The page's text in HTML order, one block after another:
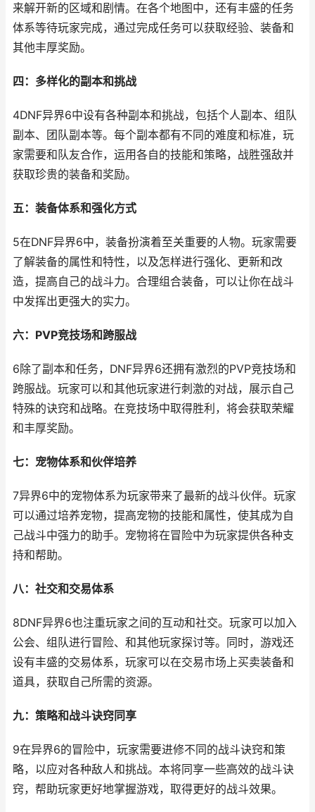
来解开新的区域和剧情。在各个地图中，还有丰盛的任务
体系等待玩家完成，通过完成任务可以获取经验、装备和
其他丰厚奖励。
四：多样化的副本和挑战
4DNF异界6中设有各种副本和挑战，包括个人副本、组队
副本、团队副本等。每个副本都有不同的难度和标准，玩
家需要和队友合作，运用各自的技能和策略，战胜强敌并
获取珍贵的装备和奖励。
五：装备体系和强化方式
5在DNF异界6中，装备扮演着至关重要的人物。玩家需要
了解装备的属性和特性，以及怎样进行强化、更新和改
造，提高自己的战斗力。合理组合装备，可以让你在战斗
中发挥出更强大的实力。
六：PVP竞技场和跨服战
6除了副本和任务，DNF异界6还拥有激烈的PVP竞技场和
跨服战。玩家可以和其他玩家进行刺激的对战，展示自己
特殊的诀窍和战略。在竞技场中取得胜利，将会获取荣耀
和丰厚奖励。
七：宠物体系和伙伴培养
7异界6中的宠物体系为玩家带来了最新的战斗伙伴。玩家
可以通过培养宠物，提高宠物的技能和属性，使其成为自
己战斗中强力的助手。宠物将在冒险中为玩家提供各种支
持和帮助。
八：社交和交易体系
8DNF异界6也注重玩家之间的互动和社交。玩家可以加入
公会、组队进行冒险、和其他玩家探讨等。同时，游戏还
设有丰盛的交易体系，玩家可以在交易市场上买卖装备和
道具，获取自己所需的资源。
九：策略和战斗诀窍同享
9在异界6的冒险中，玩家需要进修不同的战斗诀窍和策
略，以应对各种敌人和挑战。本将同享一些高效的战斗诀
窍，帮助玩家更好地掌握游戏，取得更好的战斗效果。